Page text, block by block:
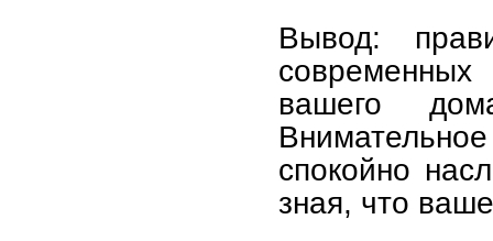
Вывод:
вашего
спокойно
зная, что